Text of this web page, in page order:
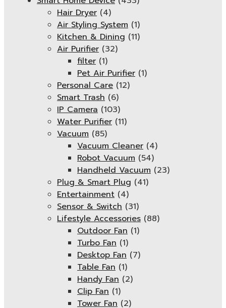
Hair Dryer (4)
Air Styling System (1)
Kitchen & Dining (11)
Air Purifier (32)
filter (1)
Pet Air Purifier (1)
Personal Care (12)
Smart Trash (6)
IP Camera (103)
Water Purifier (11)
Vacuum (85)
Vacuum Cleaner (4)
Robot Vacuum (54)
Handheld Vacuum (23)
Plug & Smart Plug (41)
Entertainment (4)
Sensor & Switch (31)
Lifestyle Accessories (88)
Outdoor Fan (1)
Turbo Fan (1)
Desktop Fan (7)
Table Fan (1)
Handy Fan (2)
Clip Fan (1)
Tower Fan (2)